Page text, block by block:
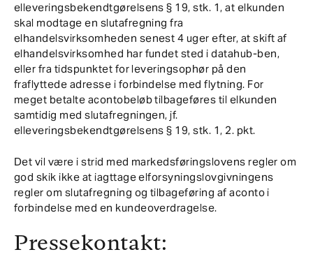
elleveringsbekendtgørelsens § 19, stk. 1, at elkunden
skal modtage en slutafregning fra
elhandelsvirksomheden senest 4 uger efter, at skift af
elhandelsvirksomhed har fundet sted i datahub-ben,
eller fra tidspunktet for leveringsophør på den
fraflyttede adresse i forbindelse med flytning. For
meget betalte acontobeløb tilbageføres til elkunden
samtidig med slutafregningen, jf.
elleveringsbekendtgørelsens § 19, stk. 1, 2. pkt.
Det vil være i strid med markedsføringslovens regler om
god skik ikke at iagttage elforsyningslovgivningens
regler om slutafregning og tilbageføring af aconto i
forbindelse med en kundeoverdragelse.
Pressekontakt: